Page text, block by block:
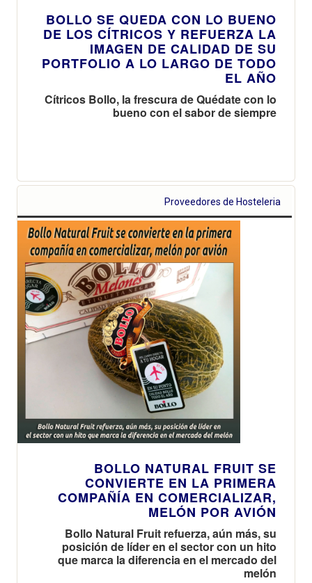
BOLLO SE QUEDA CON LO BUENO
DE LOS CÍTRICOS Y REFUERZA LA
IMAGEN DE CALIDAD DE SU
PORTFOLIO A LO LARGO DE TODO
EL AÑO
Cítricos Bollo, la frescura de Quédate con lo
bueno con el sabor de siempre
Proveedores de Hosteleria
BOLLO NATURAL FRUIT SE
CONVIERTE EN LA PRIMERA
COMPAÑÍA EN COMERCIALIZAR,
MELÓN POR AVIÓN
Bollo Natural Fruit refuerza, aún más, su
posición de líder en el sector con un hito
que marca la diferencia en el mercado del
melón